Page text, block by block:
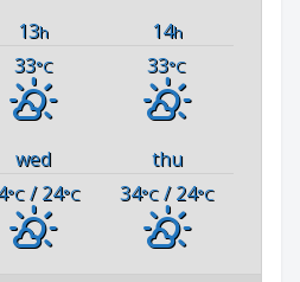
13h 14h
33°C 33°C
wed
thu
°C / 24°C 34°C/ 24°C